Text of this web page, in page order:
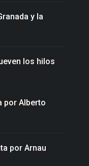
y la
los hilos
por Alberto
por Arnau